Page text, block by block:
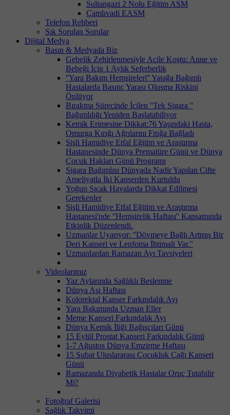
Sultangazi 2 Nolu Eğitim ASM
Çamlıvadi EASM
Telefon Rehberi
Sık Sorulan Sorular
Dijital Medya
Basın & Medyada Biz
Gebelik Zehirlenmesiyle Acile Koştu: Anne ve
Bebeği İçin 1 Aylık Seferberlik
''Yara Bakım Hemşireleri'' Yatağa Bağımlı
Hastalarda Basınç Yarası Oluşma Riskini
Önlüyor
Bırakma Sürecinde İçilen ''Tek Sigara ''
Bağımlılığı Yeniden Başlatabiliyor
Kemik Erimesine Dikkat:76 Yaşındaki Hasta,
Omurga Kırığı Ağrılarını Fıtığa Bağladı
Şişli Hamidiye Etfal Eğitim ve Araştırma
Hastanesinde Dünya Prematüre Günü ve Dünya
Çocuk Hakları Günü Programı
Sigara Bağımlısı Dünyada Nadir Yapılan Çifte
Ameliyatla İki Kanserden Kurtuldu
Yoğun Sıcak Havalarda Dikkat Edilmesi
Gerekenler
Şişli Hamidiye Etfal Eğitim ve Araştırma
Hastanesi'nde ''Hemşirelik Haftası'' Kapsamında
Etkinlik Düzenlendi.
Uzmanlar Uyarıyor: ''Dövmeye Bağlı Artmış Bir
Deri Kanseri ve Lenfoma İhtimali Var.''
Uzmanlardan Ramazan Ayı Tavsiyeleri
Videolarımız
Yaz Aylarında Sağlıklı Beslenme
Dünya Aşı Haftası
Kolorektal Kanser Farkındalık Ayı
Yara Bakımında Uzman Eller
Meme Kanseri Farkındalık Ayı
Dünya Kemik İliği Bağışçıları Günü
15 Eylül Prostat Kanseri Farkındalık Günü
1-7 Ağustos Dünya Emzirme Haftası
15 Şubat Uluslararası Çocukluk Çağı Kanseri
Günü
Ramazanda Diyabetik Hastalar Oruç Tutabilir
Mi?
Fotoğraf Galerisi
Sağlık Takvimi